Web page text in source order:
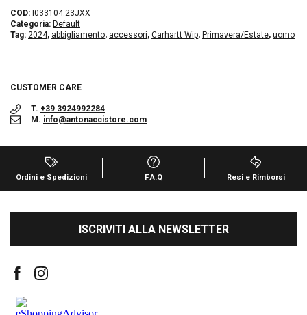
COD: I033104.23JXX
Categoria: Default
Tag: 2024, abbigliamento, accessori, Carhartt Wip, Primavera/Estate, uomo
CUSTOMER CARE
T. +39 3924992284
M. info@antonaccistore.com
Ordini e Spedizioni F.A.Q Resi e Rimborsi
ISCRIVITI ALLA NEWSLETTER